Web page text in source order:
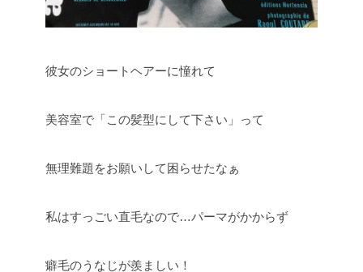
彼女のショートヘアーに憧れて
美容室で「この髪型にして下さい」って
無理難題をお願いして困らせたなぁ
私はすっごい直毛なので…パーマがかからず
癖毛のうなじが羨ましい！